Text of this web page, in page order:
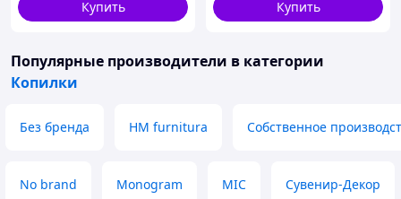
Купить
Купить
Популярные производители в категории
Копилки
Без бренда HM furnitura Собственное
No brand Monogram MIC Сувенир-Декор